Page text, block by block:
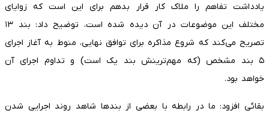
یادداشت تفاهم را ملاک کار قرار بدهم برای این است که زوایای
مختلف این موضوعات در آن دیده شده است، توضیح داد: بند ۱۳
تصریح می‌کند که شروع مذاکره برای توافق نهایی، منوط به آغاز اجرای
۵ بند مشخص (که مهم‌ترینش بند یک است) و تداوم اجرای آن
خواهد بود.
بقائی افزود: ما در رابطه با بعضی از بندها شاهد روند اجرایی شدن